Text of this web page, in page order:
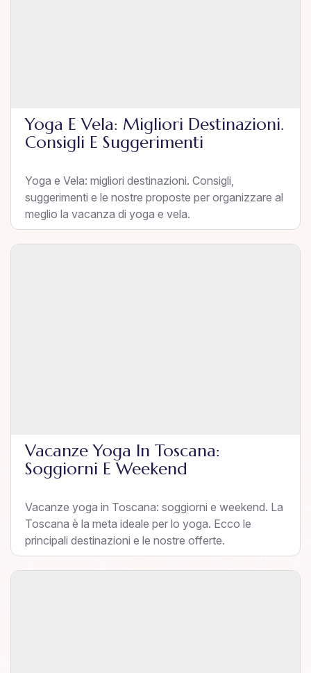
Yoga E Vela: Migliori Destinazioni.
Consigli E Suggerimenti
Yoga e Vela: migliori destinazioni. Consigli,
suggerimenti e le nostre proposte per organizzare al
meglio la vacanza di yoga e vela.
Vacanze Yoga In Toscana:
Soggiorni E Weekend
Vacanze yoga in Toscana: soggiorni e weekend. La
Toscana è la meta ideale per lo yoga. Ecco le
principali destinazioni e le nostre offerte.